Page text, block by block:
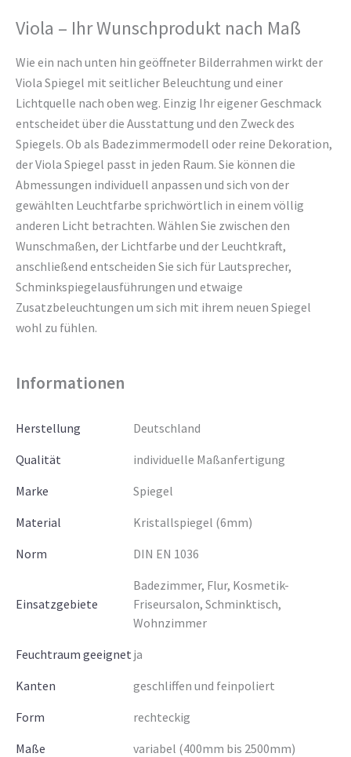
Viola – Ihr Wunschprodukt nach Maß
Wie ein nach unten hin geöffneter Bilderrahmen wirkt der
Viola Spiegel mit seitlicher Beleuchtung und einer
Lichtquelle nach oben weg. Einzig Ihr eigener Geschmack
entscheidet über die Ausstattung und den Zweck des
Spiegels. Ob als Badezimmermodell oder reine Dekoration,
der Viola Spiegel passt in jeden Raum. Sie können die
Abmessungen individuell anpassen und sich von der
gewählten Leuchtfarbe sprichwörtlich in einem völlig
anderen Licht betrachten. Wählen Sie zwischen den
Wunschmaßen, der Lichtfarbe und der Leuchtkraft,
anschließend entscheiden Sie sich für Lautsprecher,
Schminkspiegelausführungen und etwaige
Zusatzbeleuchtungen um sich mit ihrem neuen Spiegel
wohl zu fühlen.
Informationen
Herstellung
Deutschland
Qualität
individuelle Maßanfertigung
Marke
Spiegel
Material
Kristallspiegel (6mm)
Norm
DIN EN 1036
Einsatzgebiete
Badezimmer, Flur, Kosmetik-
Friseursalon, Schminktisch,
Wohnzimmer
Feuchtraum geeignet ja
Kanten
geschliffen und feinpoliert
Form
rechteckig
Maße
variabel (400mm bis 2500mm)